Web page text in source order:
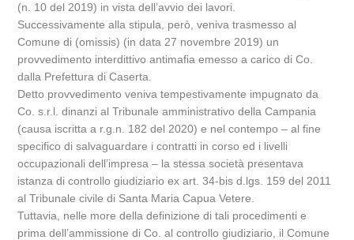
(n. 10 del 2019) in vista dell’avvio dei lavori.
Successivamente alla stipula, però, veniva trasmesso al
Comune di (omissis) (in data 27 novembre 2019) un
provvedimento interdittivo antimafia emesso a carico di Co.
dalla Prefettura di Caserta.
Detto provvedimento veniva tempestivamente impugnato da
Co. s.r.l. dinanzi al Tribunale amministrativo della Campania
(causa iscritta a r.g.n. 182 del 2020) e nel contempo – al fine
specifico di salvaguardare i contratti in corso ed i livelli
occupazionali dell’impresa – la stessa società presentava
istanza di controllo giudiziario ex art. 34-bis d.lgs. 159 del 2011
al Tribunale civile di Santa Maria Capua Vetere.
Tuttavia, nelle more della definizione di tali procedimenti e
prima dell’ammissione di Co. al controllo giudiziario, il Comune